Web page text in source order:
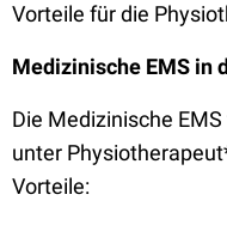
Vorteile für die
Medizinische EMS in
Die Medizinische
unter
Vorteile: